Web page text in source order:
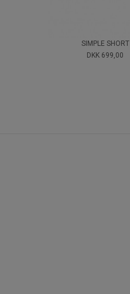
SIMPLE SHORT
DKK 699,00